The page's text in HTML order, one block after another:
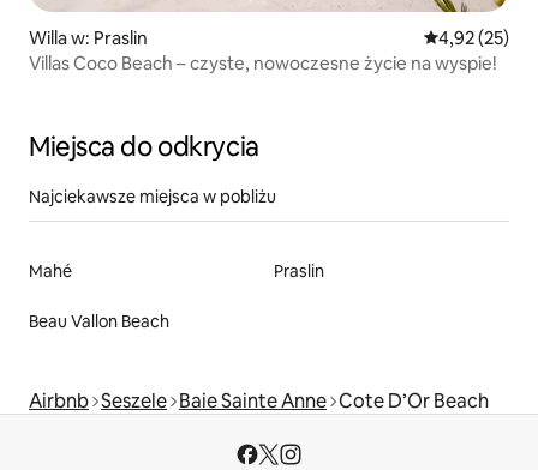
Willa w: Praslin Średnia
4,92 (25)
Villas Coco Beach – czyste, nowoczesne życie na wyspie!
Miejsca do odkrycia
Najciekawsze miejsca w pobliżu
Mahé Praslin
Beau Vallon Beach
Airbnb Seszele Baie Sainte Anne Cote D’Or Beach